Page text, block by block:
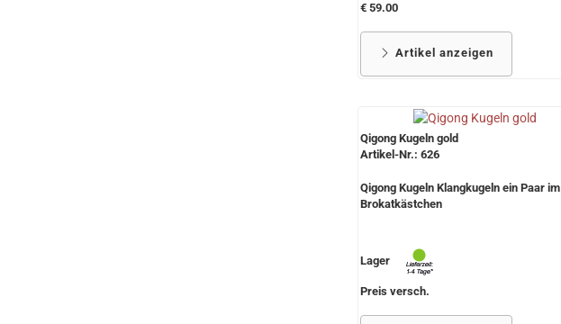
€ 59.00
Artikel anzeigen
Qigong Kugeln gold
Artikel-Nr.: 626
Qigong Kugeln Klangkugeln ein Paar im
Brokatkästchen
Lager
Preis versch.